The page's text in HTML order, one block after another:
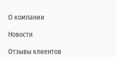
О компании
Новости
Отзывы клиентов